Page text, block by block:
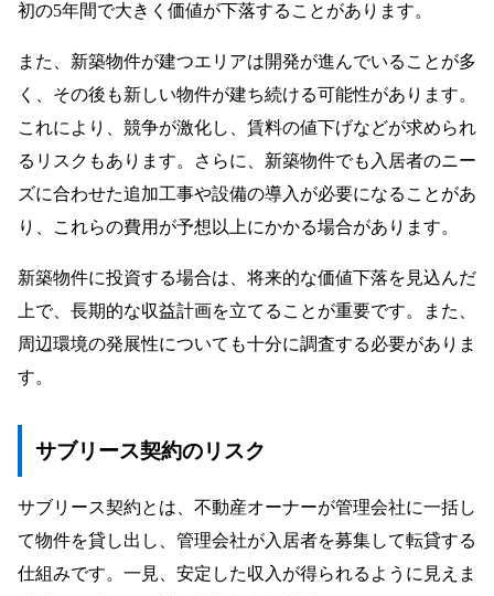
初の5年間で大きく価値が下落することがあります。
また、新築物件が建つエリアは開発が進んでいることが多
く、その後も新しい物件が建ち続ける可能性があります。
これにより、競争が激化し、賃料の値下げなどが求められ
るリスクもあります。さらに、新築物件でも入居者のニー
ズに合わせた追加工事や設備の導入が必要になることがあ
り、これらの費用が予想以上にかかる場合があります。
新築物件に投資する場合は、将来的な価値下落を見込んだ
上で、長期的な収益計画を立てることが重要です。また、
周辺環境の発展性についても十分に調査する必要がありま
す。
サブリース契約のリスク
サブリース契約とは、不動産オーナーが管理会社に一括し
て物件を貸し出し、管理会社が入居者を募集して転貸する
仕組みです。一見、安定した収入が得られるように見えま